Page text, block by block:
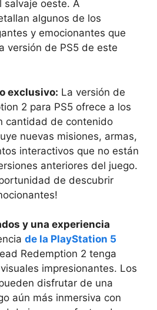
salvaje oeste. A
algunos de los
y emocionantes que
versión de PS5 de este
exclusivo: La versión de
2 para PS5 ofrece a los
cantidad de contenido
nuevas misiones, armas,
interactivos que no están
anteriores del juego.
de descubrir
y una experiencia
de la PlayStation 5
Redemption 2 tenga
impresionantes. Los
disfrutar de una
aún más inmersiva con